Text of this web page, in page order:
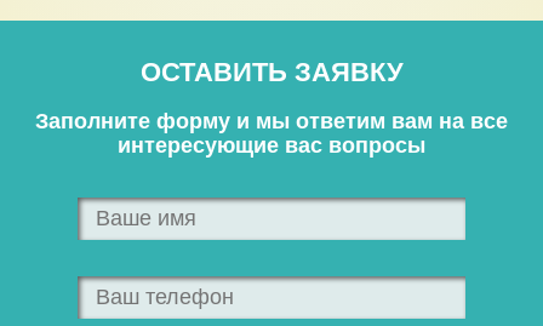
ОСТАВИТЬ ЗАЯВКУ
Заполните форму и мы ответим вам на все
интересующие вас вопросы